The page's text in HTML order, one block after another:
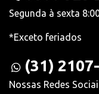
Segunda à sexta
*Exceto feriados
(31)
Nossas Redes